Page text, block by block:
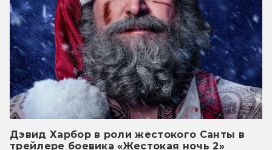
Дэвид Харбор в роли жестокого Санты в
трейлере боевика «Жестокая ночь 2»